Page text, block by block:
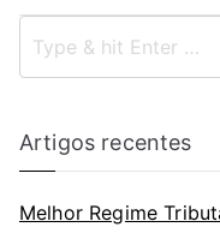
Artigos recentes
Melhor Regime